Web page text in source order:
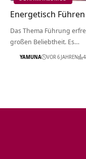
Energetisch
Das Thema Führung
großen Beliebtheit. Es…
YAMUNA VOR 6 JAHREN